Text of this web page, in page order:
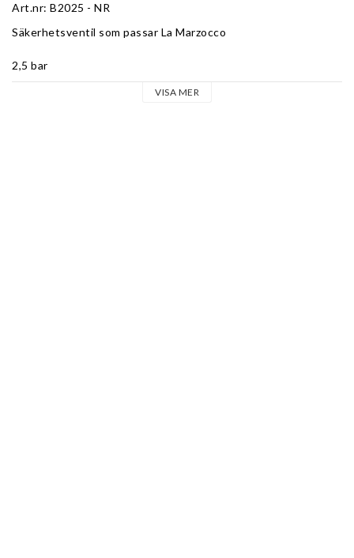
Art.nr: B2025 - NR
Säkerhetsventil som passar La Marzocco
2,5 bar
VISA MER